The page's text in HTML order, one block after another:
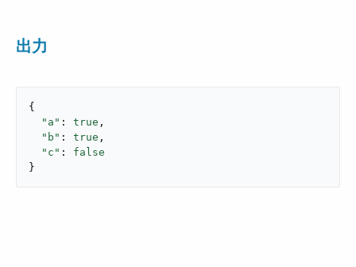
出力
{
"a" : true ,
"b" : true ,
"c" : false
}